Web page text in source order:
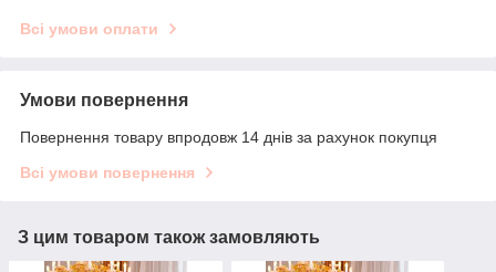
Всі умови оплати
Умови повернення
Повернення товару впродовж 14 днів за рахунок покупця
Всі умови повернення
З цим товаром також замовляють